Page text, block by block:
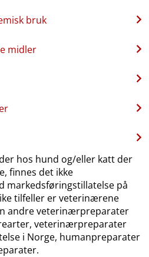
bruk
midler
hos hund og​/​eller katt der
finnes det ikke
på
tilfeller er veterinærene
andre veterinærpreparater
veterinærpreparater
i Norge, humanpreparater